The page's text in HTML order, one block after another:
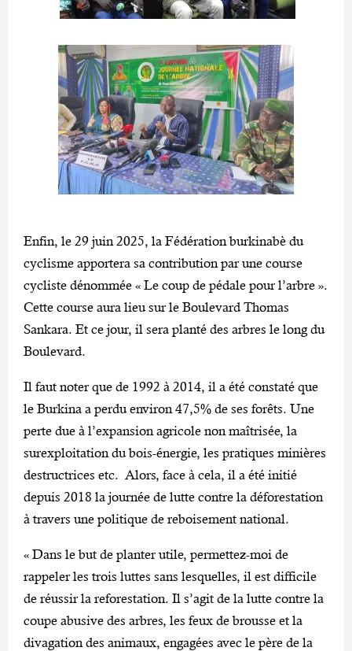
Enfin, le 29 juin 2025, la Fédération burkinabè du
cyclisme apportera sa contribution par une course
cycliste dénommée « Le coup de pédale pour l’arbre ».
Cette course aura lieu sur le Boulevard Thomas
Sankara. Et ce jour, il sera planté des arbres le long du
Boulevard.
Il faut noter que de 1992 à 2014, il a été constaté que
le Burkina a perdu environ 47,5% de ses forêts. Une
perte due à l’expansion agricole non maîtrisée, la
surexploitation du bois-énergie, les pratiques minières
destructrices etc. Alors, face à cela, il a été initié
depuis 2018 la journée de lutte contre la déforestation
à travers une politique de reboisement national.
« Dans le but de planter utile, permettez-moi de
rappeler les trois luttes sans lesquelles, il est difficile
de réussir la reforestation. Il s’agit de la lutte contre la
coupe abusive des arbres, les feux de brousse et la
divagation des animaux, engagées avec le père de la